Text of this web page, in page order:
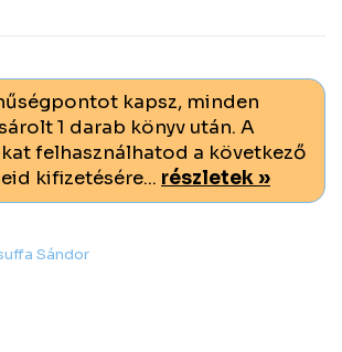
kapsz, minden
1 darab könyv után. A
felhasználhatod a következő
kifizetésére... részletek »
Sándor